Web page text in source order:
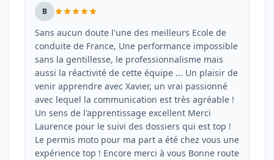
B
Sans aucun doute l'une des meilleurs Ecole de
conduite de France, Une performance impossible
sans la gentillesse, le professionnalisme mais
aussi la réactivité de cette équipe ... Un plaisir de
venir apprendre avec Xavier, un vrai passionné
avec lequel la communication est très agréable !
Un sens de l'apprentissage excellent Merci
Laurence pour le suivi des dossiers qui est top !
Le permis moto pour ma part a été chez vous une
expérience top ! Encore merci à vous Bonne route